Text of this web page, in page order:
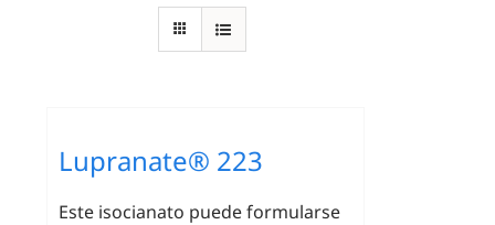
Lupranate® 223
Este isocianato puede formularse